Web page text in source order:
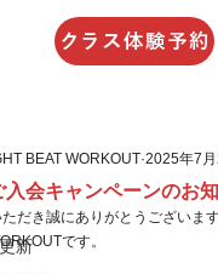
クラス体験予約
新
会キャンペーンのお
BEAT WORKOUT 2025年7月
だき誠にありがとうございます
です。